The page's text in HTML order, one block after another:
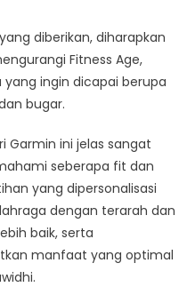
diberikan, diharapkan
Fitness Age,
ingin dicapai berupa
bugar.
Garmin ini jelas sangat
seberapa fit dan
yang dipersonalisasi
dengan terarah dan
baik, serta
manfaat yang optimal